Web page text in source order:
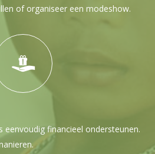
of organiseer een modeshow.
eenvoudig financieel ondersteunen.